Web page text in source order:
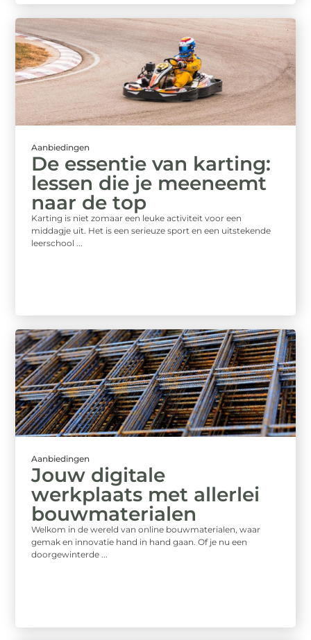
Aanbiedingen
De essentie van karting:
lessen die je meeneemt
naar de top
Karting is niet zomaar een leuke activiteit voor een
middagje uit. Het is een serieuze sport en een uitstekende
leerschool ...
Aanbiedingen
Jouw digitale
werkplaats met allerlei
bouwmaterialen
Welkom in de wereld van online bouwmaterialen, waar
gemak en innovatie hand in hand gaan. Of je nu een
doorgewinterde ...